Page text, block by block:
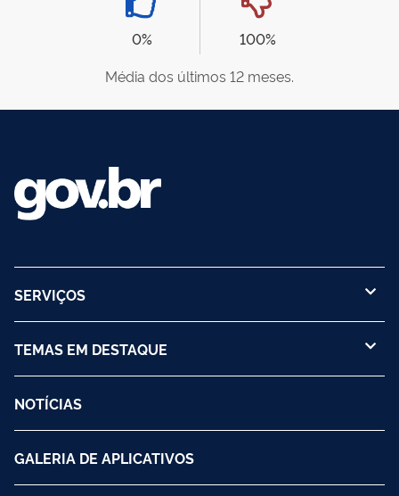
0%
100%
Média dos últimos 12 meses.
SERVIÇOS
TEMAS EM DESTAQUE
NOTÍCIAS
GALERIA DE APLICATIVOS